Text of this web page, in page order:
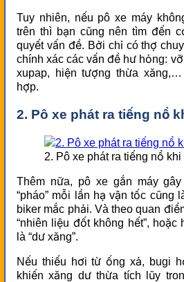
Tuy nhiên, nếu pô xe máy
trên thì bạn cũng nên tìm đến
quyết vấn đề. Bởi chỉ có thợ
chính xác các vấn đề hư hỏng:
xupap, hiện tượng thừa
hợp.
2. Pô xe phát ra tiếng nổ
2. Pô xe phát ra tiếng nổ
Thêm nữa, pô xe gắn máy
“pháo” mỗi lần hạ vận tốc cũng
biker mắc phải. Và theo quan
“nhiên liệu đốt không hết”, hoặc
là “dư xăng”.
Nếu thiếu hơi từ ống xả, bugi
khiến xăng dư thừa tích lũy